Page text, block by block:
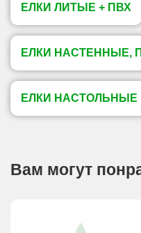
ЕЛКИ ЛИТЫЕ + ПВХ
ЕЛКИ НАСТЕННЫЕ,
ЕЛКИ НАСТОЛЬНЫЕ
Вам могут